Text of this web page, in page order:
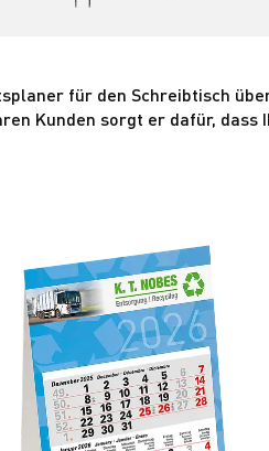
für den Schreibtisch
Kunden sorgt er dafür,